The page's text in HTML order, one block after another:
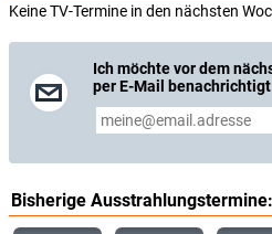
Keine TV-Termine in den nächsten
Ich möchte vor dem
per E-Mail
Bisherige Ausstrahlungstermine: